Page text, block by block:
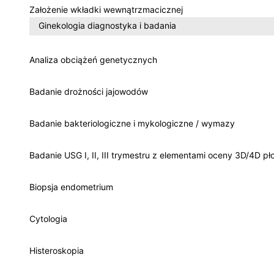
Założenie wkładki wewnątrzmacicznej
Ginekologia diagnostyka i badania
Analiza obciążeń genetycznych
Badanie drożności jajowodów
Badanie bakteriologiczne i mykologiczne / wymazy
Badanie USG I, II, III trymestru z elementami oceny 3D/4D
Biopsja endometrium
Cytologia
Histeroskopia